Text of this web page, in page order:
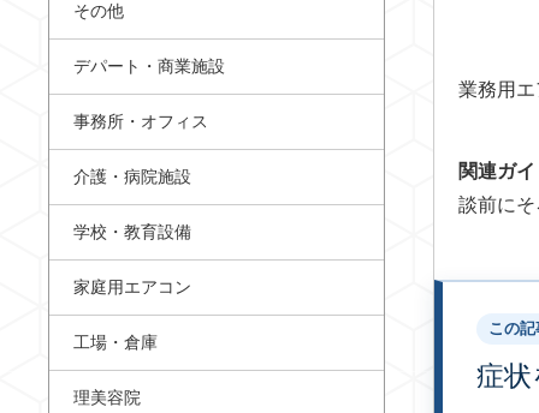
業務用
関連ガ
談前に
この
症
その他
デパート・商業施設
事務所・オフィス
介護・病院施設
学校・教育設備
家庭用エアコン
工場・倉庫
理美容院